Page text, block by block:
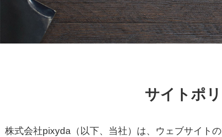
サイトポ
株式会社pixyda（以下、当社）は、ウェブサイト